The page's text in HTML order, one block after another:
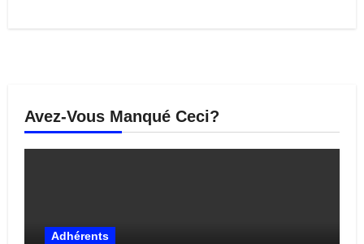
Avez-Vous Manqué Ceci?
Adhérents